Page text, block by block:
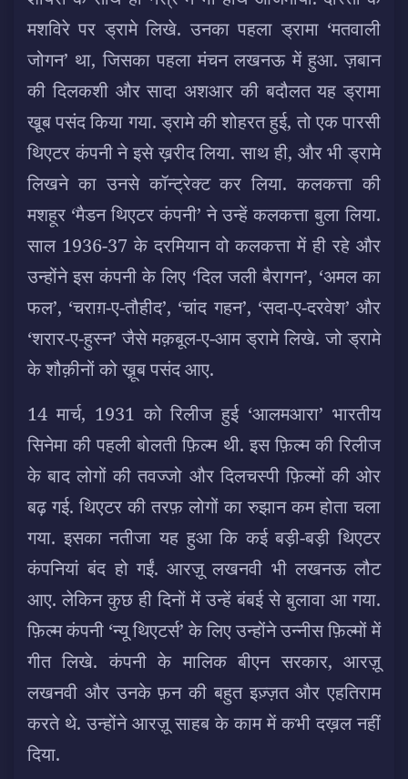
मशविरे पर ड्रामे लिखे. उनका पहला ड्रामा ‘मतवाली
जोगन’ था, जिसका पहला मंचन लखनऊ में हुआ. ज़बान
की दिलकशी और सादा अशआर की बदौलत यह ड्रामा
खू़ब पसंद किया गया. ड्रामे की शोहरत हुई, तो एक पारसी
थिएटर कंपनी ने इसे ख़रीद लिया. साथ ही, और भी ड्रामे
लिखने का उनसे कॉन्ट्रेक्ट कर लिया. कलकत्ता की
मशहूर ‘मैडन थिएटर कंपनी’ ने उन्हें कलकत्ता बुला लिया.
साल 1936-37 के दरमियान वो कलकत्ता में ही रहे और
उन्होंने इस कंपनी के लिए ‘दिल जली बैरागन’, ‘अमल का
फल’, ‘चराग़-ए-तौहीद’, ‘चांद गहन’, ‘सदा-ए-दरवेश’ और
‘शरार-ए-हुस्न’ जैसे मक़बूल-ए-आम ड्रामे लिखे. जो ड्रामे
के शौक़ीनों को ख़ू़ब पसंद आए.
14 मार्च, 1931 को रिलीज हुई ‘आलमआरा’ भारतीय
सिनेमा की पहली बोलती फ़िल्म थी. इस फ़िल्म की रिलीज
के बाद लोगों की तवज्जो और दिलचस्पी फ़िल्मों की ओर
बढ़ गई. थिएटर की तरफ़ लोगों का रुझान कम होता चला
गया. इसका नतीजा यह हुआ कि कई बड़ी-बड़ी थिएटर
कंपनियां बंद हो गईं. आरज़ू लखनवी भी लखनऊ लौट
आए. लेकिन कुछ ही दिनों में उन्हें बंबई से बुलावा आ गया.
फ़िल्म कंपनी ‘न्यू थिएटर्स’ के लिए उन्होंने उन्नीस फ़िल्मों में
गीत लिखे. कंपनी के मालिक बीएन सरकार, आरज़ू
लखनवी और उनके फ़न की बहुत इज़्ज़त और एहतिराम
करते थे. उन्होंने आरज़ू साहब के काम में कभी दख़ल नहीं
दिया.